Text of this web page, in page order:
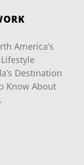
America’s
Destination
Know About